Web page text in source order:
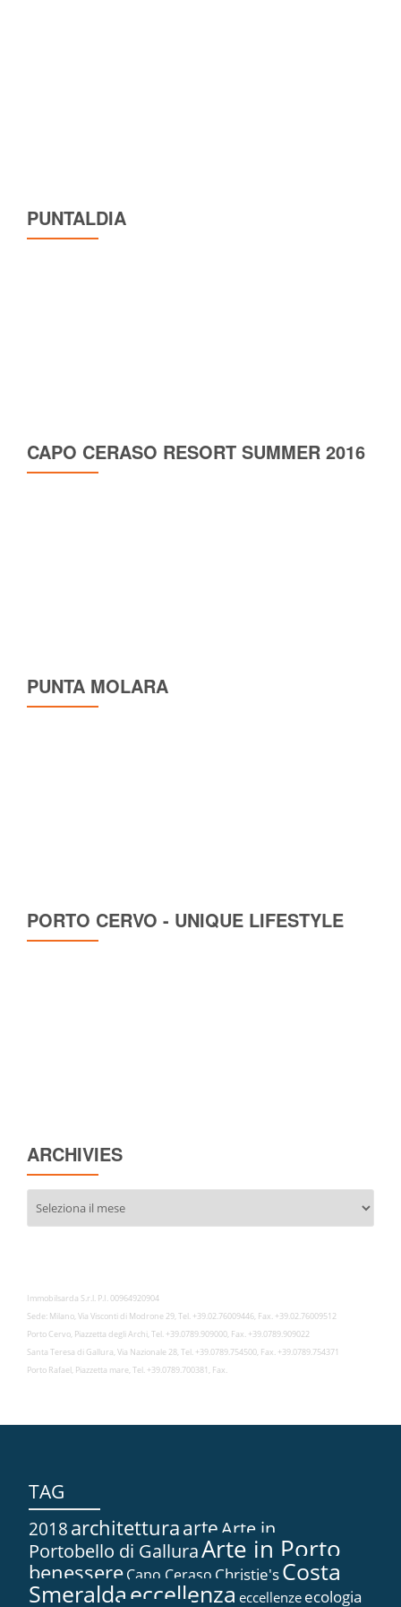
PUNTALDIA
CAPO CERASO RESORT SUMMER 2016
PUNTA MOLARA
PORTO CERVO - UNIQUE LIFESTYLE
ARCHIVIES
Immobilsarda S.r.l. P.I. 00964920904
Sede: Milano, Via Visconti di Modrone 29, Tel. +39.02.76009446, Fax. +39.02.76009512
Porto Cervo, Piazzetta degli Archi, Tel. +39.0789.909000, Fax. +39.0789.909022
Santa Teresa di Gallura, Via Nazionale 28, Tel. +39.0789.754500, Fax. +39.0789.754371
Porto Rafael, Piazzetta mare, Tel. +39.0789.700381, Fax.
TAG
2018architetturaarteArte in...
Portobello di GalluraArte in Porto
benessereCapo Ceraso Christie'sCosta
Smeraldaeccellenza eccellenze ecologia